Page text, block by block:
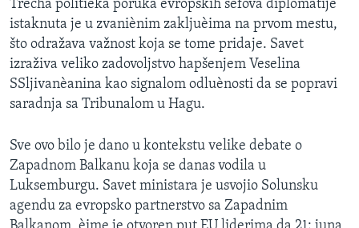
Trecha politièka poruka evropskih šefova diplomatije
istaknuta je u zvaniènim zakljuèima na prvom mestu,
što odražava važnost koja se tome pridaje. Savet
izraživa veliko zadovoljstvo hapšenjem Veselina
SSljivanèanina kao signalom odluènosti da se popravi
saradnja sa Tribunalom u Hagu.
Sve ovo bilo je dano u kontekstu velike debate o
Zapadnom Balkanu koja se danas vodila u
Luksemburgu. Savet ministara je usvojio Solunsku
agendu za evropsko partnerstvo sa Zapadnim